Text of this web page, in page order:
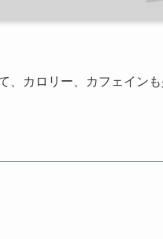
、カロリー、カフェイン